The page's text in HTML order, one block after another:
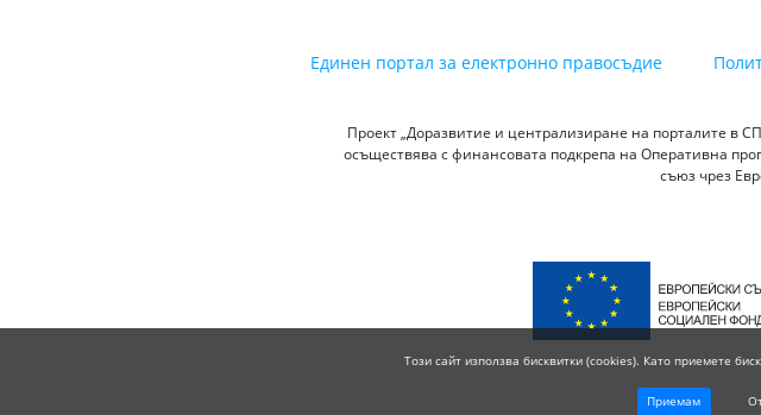
Единен портал за електронно правосъдие
Проект „Доразвитие и централизиране на порталите в
осъществява с финансовата подкрепа на Оперативна
съюз чрез
Този сайт използва бисквитки (cookies). Като приемете
Приемам